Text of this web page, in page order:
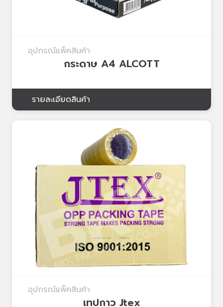
อุปกรณ์แพ็คสินค้า
กระดาษ A4 ALCOTT
รายละเอียดสินค้า
อุปกรณ์แพ็คสินค้า
เทปกาว Jtex